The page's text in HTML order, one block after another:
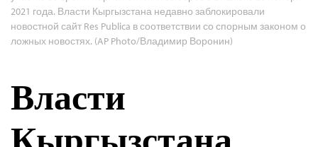
2021 года. Власти Кыргызстана недавно заблокировали
новостной сайт Res Publica в соответствии со спорным законом о
ложных новостях. (AP Photo/Владимир Воронин)
Власти